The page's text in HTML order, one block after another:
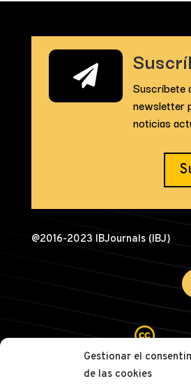
Gestionar el
de las cookies

Suscríbete
newsletter
noticias
@2016-2023 IBJournals (IBJ)

